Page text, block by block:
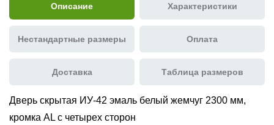
Описание Характеристики
Нестандартные размеры Оплата
Доставка Таблица размеров
Дверь скрытая ИУ-42 эмаль белый жемчуг 2300 мм,
кромка AL с четырех сторон